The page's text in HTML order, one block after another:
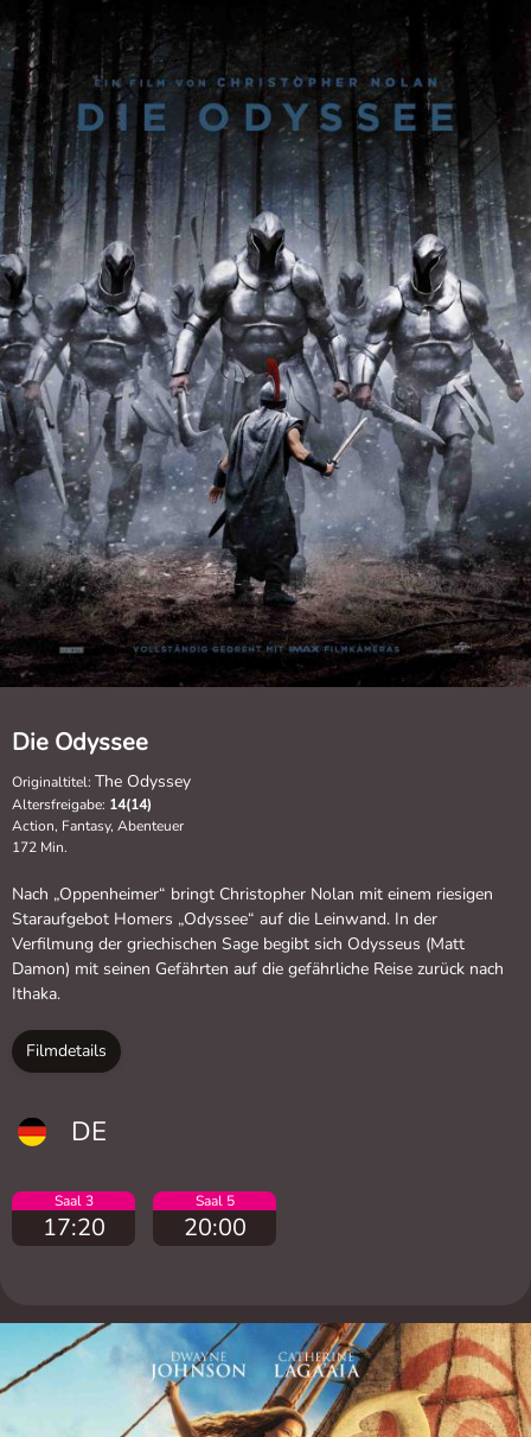
Die Odyssee
Originaltitel: The Odyssey
Altersfreigabe: 14(14)
Action, Fantasy, Abenteuer
172 Min.
Nach „Oppenheimer“ bringt Christopher Nolan mit einem riesigen
Staraufgebot Homers „Odyssee“ auf die Leinwand. In der
Verfilmung der griechischen Sage begibt sich Odysseus (Matt
Damon) mit seinen Gefährten auf die gefährliche Reise zurück nach
Ithaka.
Filmdetails
DE
Saal 3
17:20
Saal 5
20:00